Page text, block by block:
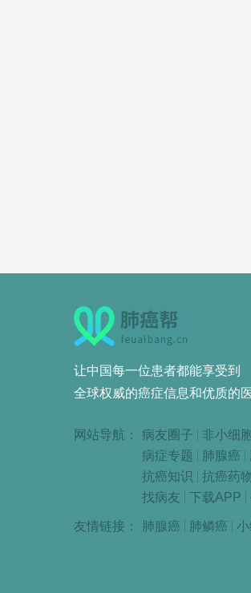
让中国每一位患者都能享受到
全球权威的癌症信息和优质的
网站导航： 病友圈子 非小细
病症专题
肺腺癌
抗癌知识
抗癌药
找病友
下载APP
友情链接： 肺腺癌 肺鳞癌